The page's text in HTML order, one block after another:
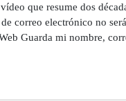
que resume dos
correo electrónico no
Guarda mi nombre,